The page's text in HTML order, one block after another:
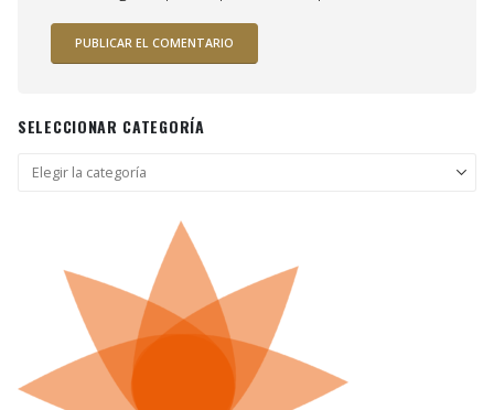
SELECCIONAR CATEGORÍA
Seleccionar
categoría